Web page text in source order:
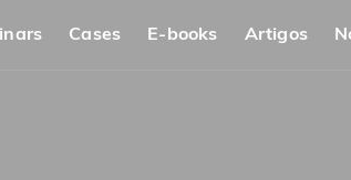
Cases E-books Artigos